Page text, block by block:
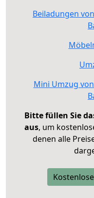
Beiladungen
Mini Umzug
Bitte füllen Sie
aus, um
denen alle